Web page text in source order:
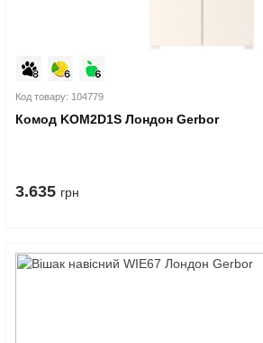
Код товару: 104779
Комод KOM2D1S Лондон Gerbor
3.635 грн